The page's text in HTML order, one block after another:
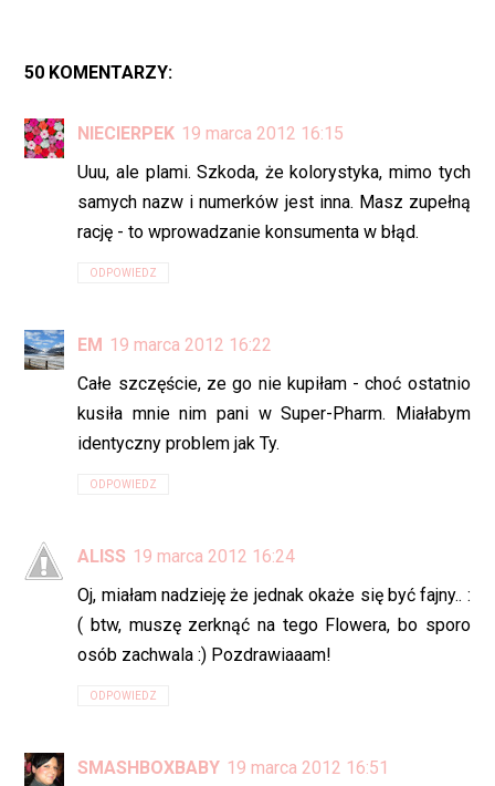
50 KOMENTARZY:
NIECIERPEK 19 marca 2012 16:15
Uuu, ale plami. Szkoda, że kolorystyka, mimo tych
samych nazw i numerków jest inna. Masz zupełną
rację - to wprowadzanie konsumenta w błąd.
ODPOWIEDZ
EM 19 marca 2012 16:22
Całe szczęście, ze go nie kupiłam - choć ostatnio
kusiła mnie nim pani w Super-Pharm. Miałabym
identyczny problem jak Ty.
ODPOWIEDZ
ALISS 19 marca 2012 16:24
Oj, miałam nadzieję że jednak okaże się być fajny.. :
( btw, muszę zerknąć na tego Flowera, bo sporo
osób zachwala :) Pozdrawiaaam!
ODPOWIEDZ
SMASHBOXBABY 19 marca 2012 16:51